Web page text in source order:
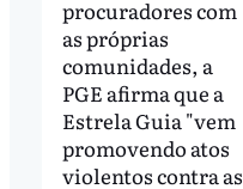
procuradores com
as próprias
comunidades, a
PGE afirma que a
Estrela Guia "vem
promovendo atos
violentos contra as